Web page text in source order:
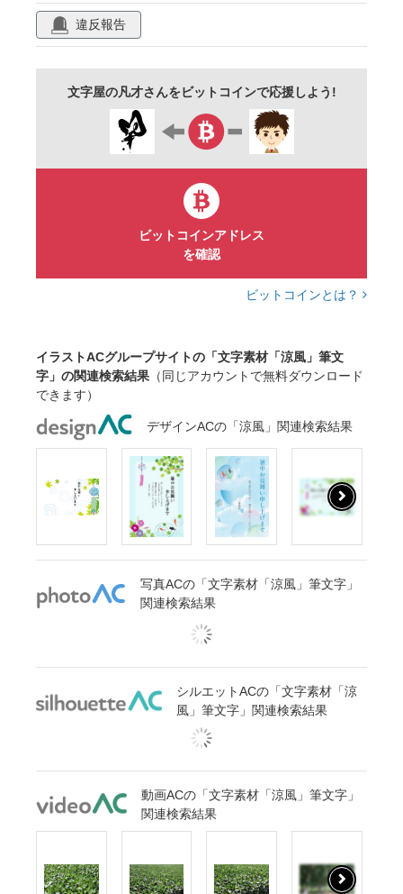
違反報告
文字屋の凡才さんをビットコインで応援しよう!
ビットコインアドレス
を確認
ビットコインとは？
イラストACグループサイトの「文字素材「涼風」筆文
字」の関連検索結果 （同じアカウントで無料ダウンロード
できます）
デザインACの「涼風」関連検索結果
写真ACの「文字素材「涼風」筆文字」
関連検索結果
シルエットACの「文字素材「涼
風」筆文字」関連検索結果
動画ACの「文字素材「涼風」筆文字」
関連検索結果